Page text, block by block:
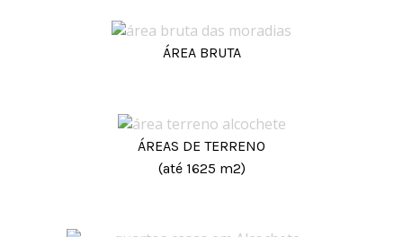
ÁREA BRUTA
ÁREAS DE TERRENO
(até 1625 m2)